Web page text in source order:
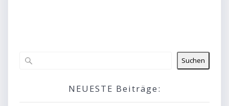
Suchen
NEUESTE Beiträge: